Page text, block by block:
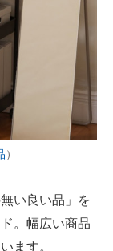
）
い良い品」を
。幅広い商品
ます。